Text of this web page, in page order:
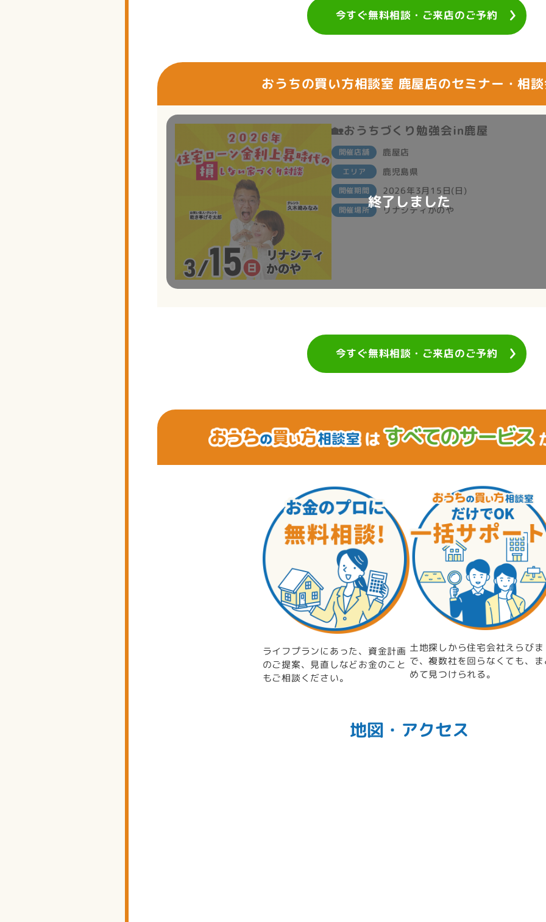
今すぐ無料相談・ご来店のご予約
おうちの買い方相談室 鹿屋店のセミナー・相
🏡おうちづくり勉強会in鹿屋
開催店舗 鹿屋店
エリア 鹿児島県
開催期間 2026年3月15日(日)
開催場所 リナシティかのや
終了しました
今すぐ無料相談・ご来店のご予約
ライフプランにあった、資金計画
のご提案、見直しなどお金のこと
もご相談ください。
土地探しから住宅会社えらびま
で、複数社を回らなくても、
めて見つけられる。
地図・アクセス